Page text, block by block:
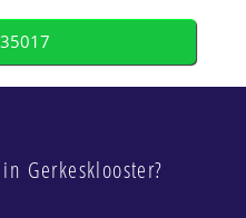
Gerkesklooster?